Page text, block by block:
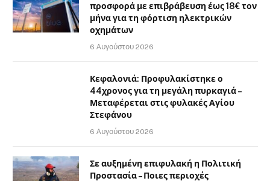
προσφορά με επιβράβευση έως 18€ τον
μήνα για τη φόρτιση ηλεκτρικών
οχημάτων
6 Αυγούστου 2026
Κεφαλονιά: Προφυλακίστηκε ο
44χρονος για τη μεγάλη πυρκαγιά –
Μεταφέρεται στις φυλακές Αγίου
Στεφάνου
6 Αυγούστου 2026
Σε αυξημένη επιφυλακή η Πολιτική
Προστασία – Ποιες περιοχές